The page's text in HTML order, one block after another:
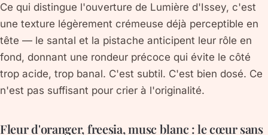
Ce qui distingue l'ouverture de Lumière d'Issey, c'est
une texture légèrement crémeuse déjà perceptible en
tête — le santal et la pistache anticipent leur rôle en
fond, donnant une rondeur précoce qui évite le côté
trop acide, trop banal. C'est subtil. C'est bien dosé. Ce
n'est pas suffisant pour crier à l'originalité.
Fleur d'oranger, freesia, musc blanc : le cœur sans